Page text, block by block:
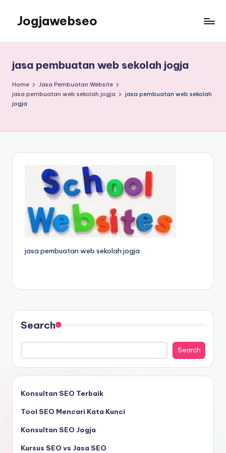
Jogjawebseo
jasa pembuatan web sekolah jogja
Home
Jasa Pembuatan Website
jasa pembuatan web sekolah jogja
jasa pembuatan web sekolah
jogja
jasa pembuatan web sekolah jogja
Search
Search
Konsultan SEO Terbaik
Tool SEO Mencari Kata Kunci
Konsultan SEO Jogja
Kursus SEO vs Jasa SEO